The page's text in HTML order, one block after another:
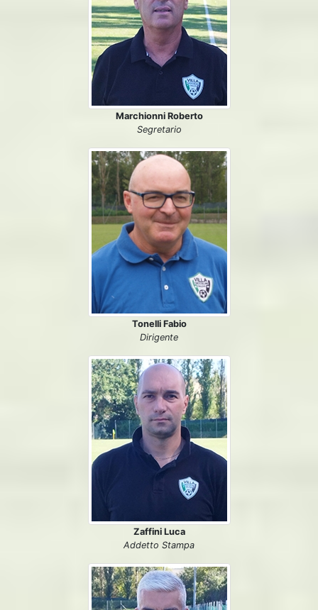
Marchionni Roberto
Segretario
Tonelli Fabio
Dirigente
Zaffini Luca
Addetto Stampa